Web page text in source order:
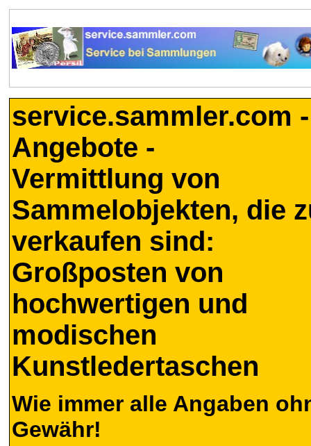
service.sammler.com -
Angebote -
Vermittlung von
Sammelobjekten, die
verkaufen sind:
Großposten von
hochwertigen und
modischen
Kunstledertaschen
Wie immer alle Angaben
Gewähr!